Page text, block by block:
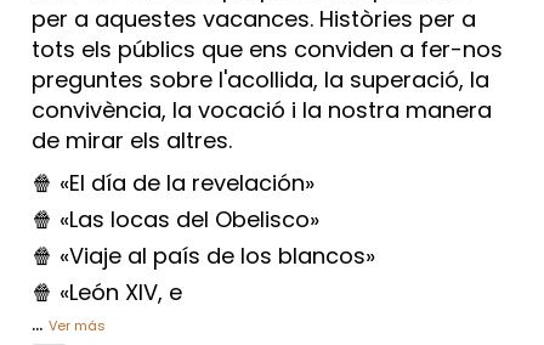
per a aquestes vacances. Històries per a
tots els públics que ens conviden a fer-nos
preguntes sobre l'acollida, la superació, la
convivència, la vocació i la nostra manera
de mirar els altres.
🍿 «El día de la revelación»
🍿 «Las locas del Obelisco»
🍿 «Viaje al país de los blancos»
🍿 «León XIV, e
... Ver más